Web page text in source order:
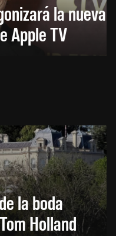
la nueva
Apple TV
la boda
Holland